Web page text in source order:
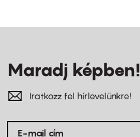
Maradj képben!
Iratkozz fel hírlevelünkre!